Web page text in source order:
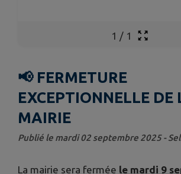
1 / 1
📢 FERMETURE
EXCEPTIONNELLE DE
MAIRIE
Publié le mardi 02 septembre 2025 -
La mairie sera fermée le mardi 9